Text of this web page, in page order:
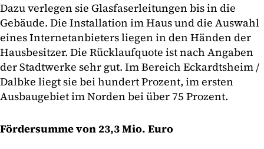
Dazu verlegen sie Glasfaserleitungen bis in die
Gebäude. Die Installation im Haus und die Auswahl
eines Internetanbieters liegen in den Händen der
Hausbesitzer. Die Rücklaufquote ist nach Angaben
der Stadtwerke sehr gut. Im Bereich Eckardtsheim /
Dalbke liegt sie bei hundert Prozent, im ersten
Ausbaugebiet im Norden bei über 75 Prozent.
Fördersumme von 23,3 Mio. Euro